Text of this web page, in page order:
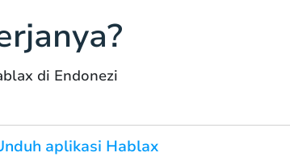
di Endonezi
aplikasi Hablax